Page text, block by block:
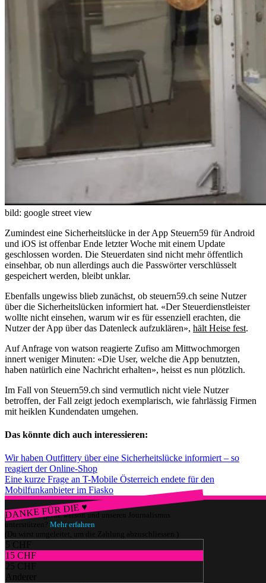
bild: google street view
Zumindest eine Sicherheitslücke in der App Steuern59 für Android
und iOS ist offenbar Ende letzter Woche mit einem Update
geschlossen worden. Die Steuerdaten sind nicht mehr öffentlich
einsehbar, ob nun allerdings auch die Passwörter verschlüsselt
gespeichert werden, bleibt unklar.
Ebenfalls ungewiss blieb zunächst, ob steuern59.ch seine Nutzer
über die Sicherheitslücken informiert hat. «Der Steuerdienstleister
wollte nicht einsehen, warum wir es für essenziell erachten, die
Nutzer der App über das Datenleck aufzuklären», hält Heise fest.
Auf Anfrage von watson reagierte Zufiso am Mittwochmorgen
innert weniger Minuten: «Die User, welche die App benutzten,
haben natürlich eine Nachricht erhalten», heisst es nun plötzlich.
Im Fall von Steuern59.ch sind vermutlich nicht viele Nutzer
betroffen, der Fall zeigt jedoch exemplarisch, wie fahrlässig Firmen
mit heiklen Kundendaten umgehen.
Das könnte dich auch interessieren:
Wir haben Outfittery über eine Sicherheitslücke informiert – so
reagiert der Online-Shop
Eine kurze Frage an T-Mobile Österreich endete für den
Mobilfunkanbieter im Fiasko
DANKE FÜR DIE ♥
Würdest du gerne watson und unseren Journalismus
unterstützen? Mehr erfahren
(Du wirst umgeleitet, um die Zahlung abzuschliessen.)
5 CHF
15 CHF
25 CHF
Anderer